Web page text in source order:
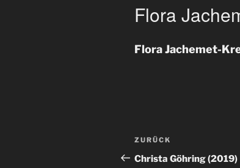
Flora
Flora Jachemet-
Vorheriger
Beitrag
ZURÜCK
Christa Göhring (2019)